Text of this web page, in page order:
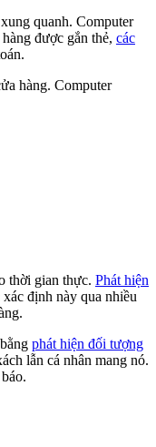
quanh. Computer
được gắn thẻ, các
hàng. Computer
thời gian thực. Phát hiện
định này qua nhiều
phát hiện đối tượng
lẫn cá nhân mang nó.